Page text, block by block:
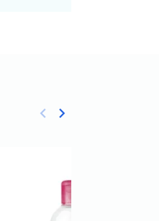
Anterior
keyboard_arrow_left Siguiente
keyboard_arrow_right